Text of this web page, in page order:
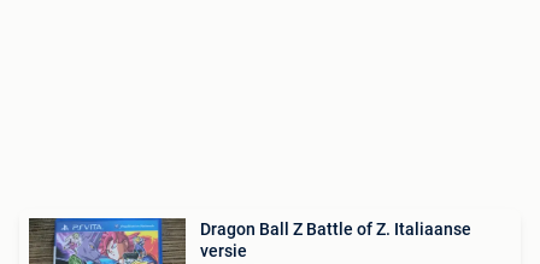
Dragon Ball Z Battle of Z. Italiaanse
versie